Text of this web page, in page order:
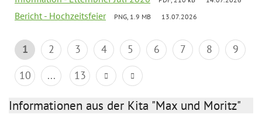
Bericht - Hochzeitsfeier PNG, 1.9 MB 13.07.2026
1 2 3 4 5 6 7 8
9
10
... 13
Informationen aus der Kita "Max und Moritz"